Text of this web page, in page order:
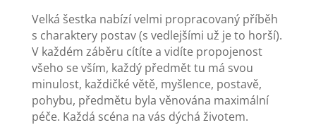
Velká šestka nabízí velmi propracovaný příběh
s charaktery postav (s vedlejšími už je to horší).
V každém záběru cítíte a vidíte propojenost
všeho se vším, každý předmět tu má svou
minulost, každičké větě, myšlence, postavě,
pohybu, předmětu byla věnována maximální
péče. Každá scéna na vás dýchá životem.